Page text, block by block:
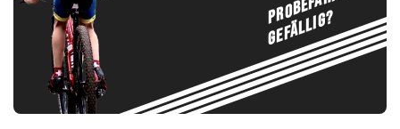
GEFÄLLIG?